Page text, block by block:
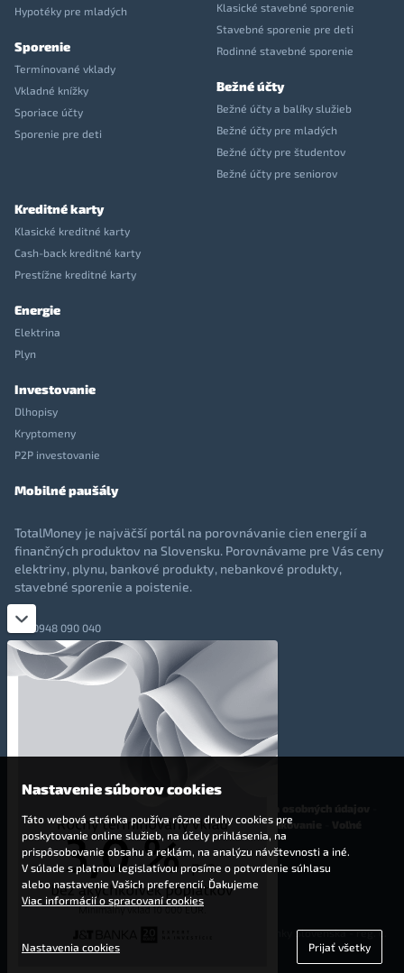
Hypotéky pre mladých
Sporenie
Termínované vklady
Vkladné knížky
Sporiace účty
Sporenie pre deti
Klasické stavebné sporenie
Stavebné sporenie pre deti
Rodinné stavebné sporenie
Bežné účty
Bežné účty a balíky služieb
Bežné účty pre mladých
Bežné účty pre študentov
Bežné účty pre seniorov
Kreditné karty
Klasické kreditné karty
Cash-back kreditné karty
Prestížne kreditné karty
Energie
Elektrina
Plyn
Investovanie
Dlhopisy
Kryptomeny
P2P investovanie
Mobilné paušály
TotalMoney je najväčší portál na porovnávanie cien energií a
finančných produktov na Slovensku. Porovnávame pre Vás ceny
elektriny, plynu, bankové produkty, nebankové produkty,
stavebné sporenie a poistenie.
0948 090 040
+421 948 090 051
info@totalmoney.sk
Levočská 866, Poprad, 058 01
Cookies-Nastavenia cookies -Finančné sprostredkovanie
pracovné miesta
Affiliate - partnerský program
(samostatný finančný agent, povolenie Národnej banky Slovenska - reg. č.
127292)
Nastavenie súborov cookies
Táto webová stránka používa rôzne druhy cookies pre
poskytovanie online služieb, na účely prihlásenia, na
prispôsobovanie obsahu a reklám, na analýzu návštevnosti a iné.
V súlade s platnou legislatívou prosíme o potvrdenie súhlasu
alebo nastavenie Vašich preferencií. Ďakujeme
Viac informácií o spracovaní cookies
Nastavenia cookies Prijať všetky